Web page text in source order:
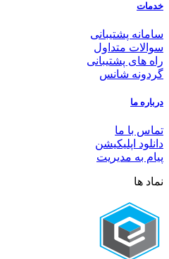
خدمات
سامانه پشتیبانی
سوالات متداول
راه های پشتیبانی
گردونه شانس
درباره ما
تماس با ما
دانلود اپلیکیشن
پیام به مدیریت
نماد ها